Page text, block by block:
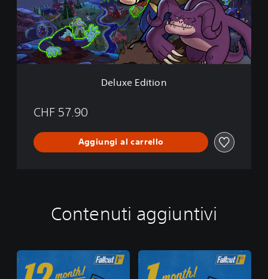
E
d
i
t
i
o
Deluxe Edition
CHF 57.90
Aggiungi al carrello
Contenuti aggiuntivi